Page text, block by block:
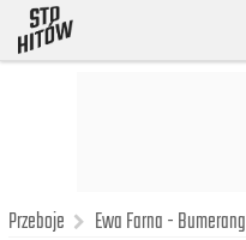
Przeboje Ewa Farna - Bumerang